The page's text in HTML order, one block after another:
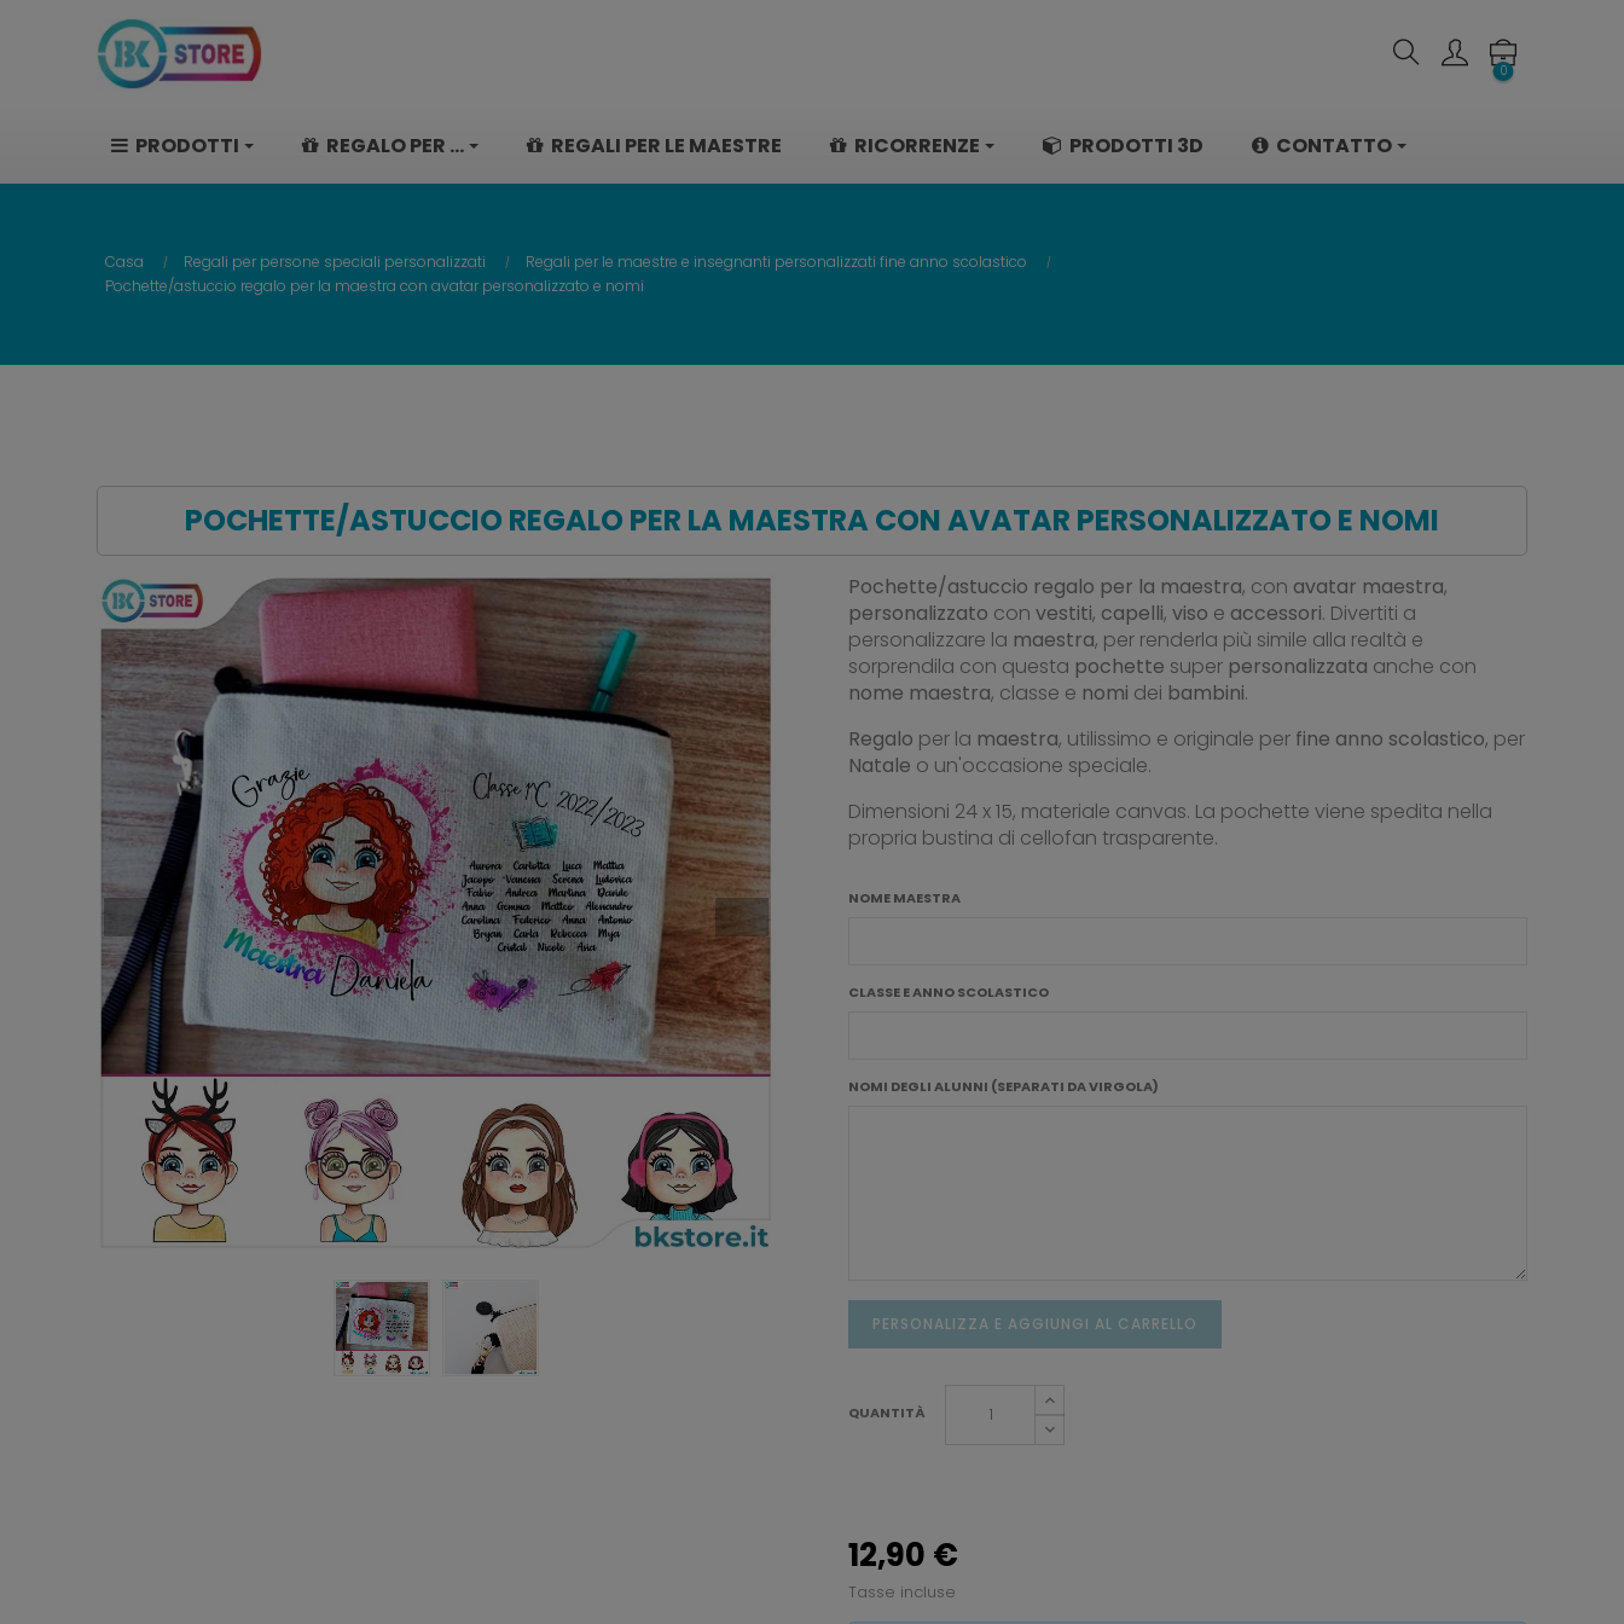
0
PRODOTTI REGALO PER ... REGALI PER LE MAESTRE RICORRENZE PRODOTTI 3D CONTATTO
Casa Regali per persone speciali personalizzati
Regali per le maestre e insegnanti personalizzati fine anno scolastico
Pochette/astuccio regalo per la maestra con avatar personalizzato e nomi
POCHETTE/ASTUCCIO REGALO PER LA MAESTRA CON AVATAR PERSONALIZZATO E NOMI
Pochette/astuccio regalo per la maestra, con avatar maestra,
personalizzato con vestiti, capelli, viso e accessori. Divertiti a
personalizzare la maestra, per renderla più simile alla realtà e
sorprendila con questa pochette super personalizzata anche con
nome maestra, classe e nomi dei bambini.
Regalo per la maestra, utilissimo e originale per fine anno scolastico, per
Natale o un'occasione speciale.
Dimensioni 24 x 15, materiale canvas. La pochette viene spedita nella
propria bustina di cellofan trasparente.
NOME MAESTRA
CLASSE E ANNO SCOLASTICO
NOMI DEGLI ALUNNI (SEPARATI DA VIRGOLA)
PERSONALIZZA E AGGIUNGI AL CARRELLO
QUANTITÀ
12,90 €
Tasse incluse